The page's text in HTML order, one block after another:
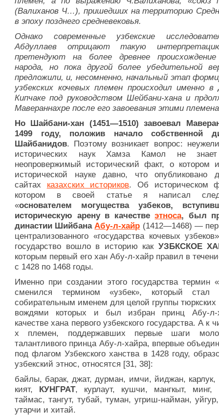
(Валиханов Ч…), пришедших на территорию
в эпоху позднего средневековья.
Однако современные узбекские
Абдуллаев отрицают такую
претендуют на более древнее происхождение
народа, но пока другой более убедительной
предложили, и, несомненно, начальный этап
узбекских кочевых племен происходил именно
Кипчаке под руководством Шейбани-хана и
Мавераннахре после его завоевания этими
Но Шайбани-хан (1451—1510) завоевал
1499 году, положив начало собственной
Шайбанидов. Поэтому возникает вопрос:
исторических наук Хамза Камол не
неопровержимый исторический факт, о котором
исторической науке давно, что опубликовано
сайтах казахских историков. Об историческом
котором в своей статье я написал
«основателем могущества узбеков,
историческую арену в качествеэтноса, был
династии ШийбанаАбу-л-хайр (1412—1468) —
централизованного «государства кочевых
государство вошло в историю как УЗБКСКОЕ
которым первый его хан Абу-л-хайр правил в
с 1428 по 1468 годы.
Именно при создании этого государства термин
сменился термином «узбек», который
собирательным именем для целой группы тюркских
вождями которых и был избран принц Абу-л-
качестве хана первого узбекского государства. А к
х племен, поддержавших первые шаги
талантливого принца Абу-л-хайра, впервые
под флагом Узбекского ханства в 1428 году,
узбекский этнос, относятся [31, 38]:
байлы, барак, джат, дурман, имчи, йиджан, карлук,
кият, КУНГРАТ, курлаут, кушчи, мангкыт, минг,
таймас, тангут, тубай, туман, угриш-найман,
утарчи и хитай.